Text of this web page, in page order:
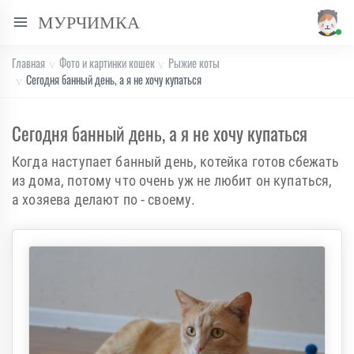
МУРЧИМКА
Главная Фото и картинки кошек
Рыжие коты
Сегодня банный день, а я не хочу купаться
Сегодня банный день, а я не хочу купаться
Когда наступает банный день, котейка готов сбежать
из дома, потому что очень уж не любит он купаться,
а хозяева делают по - своему.